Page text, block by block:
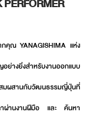
กคุณ YANAGISHIMA แห่ง
ย่างยิ่งสำหรับงานออกแบบ
ผสานกับวัฒนธรรมญี่ปุ่นที่
าผ่านงานฝีมือ และ ค้นหา